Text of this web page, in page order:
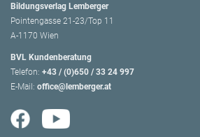
Bildungsverlag Lemberger
Pointengasse 21-23/Top 11
A-1170 Wien
BVL Kundenberatung
Telefon: +43 / (0)650 / 33 24 997
E-Mail: office@lemberger.at